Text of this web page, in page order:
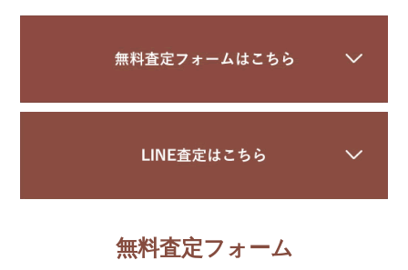
無料査定フォーム